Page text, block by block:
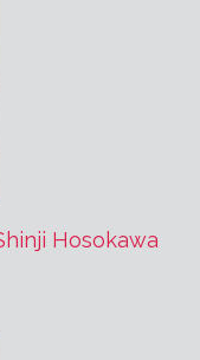
Hosokawa